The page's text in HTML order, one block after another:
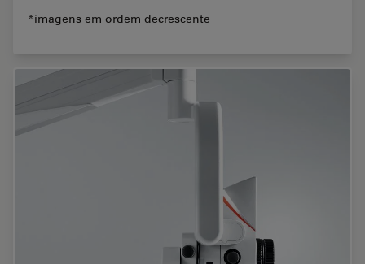
*imagens em ordem decrescente